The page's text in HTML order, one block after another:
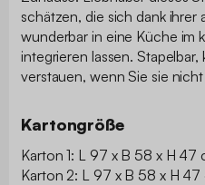
schätzen, die sich dank ihrer
wunderbar in eine Küche im
integrieren lassen.
verstauen, wenn Sie sie
Kartongröße
Karton 1: L 97 x B 58 x H 47
Karton 2: L 97 x B 58 x H 47